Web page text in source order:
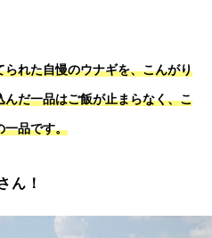
れた自慢のウナギを、こんがり
だ一品はご飯が止まらなく、こ
一品です。
ん！